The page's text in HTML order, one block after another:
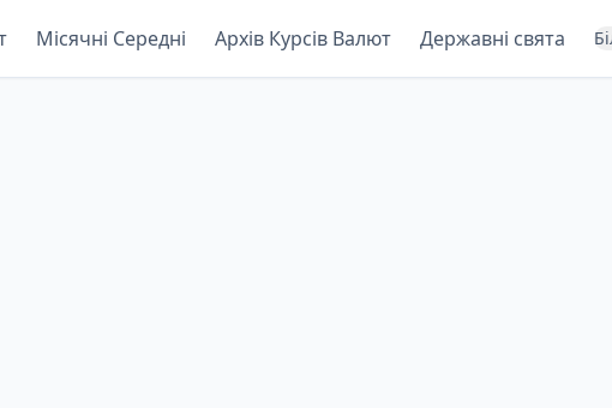
Місячні Середні Архів Курсів Валют Державні свята